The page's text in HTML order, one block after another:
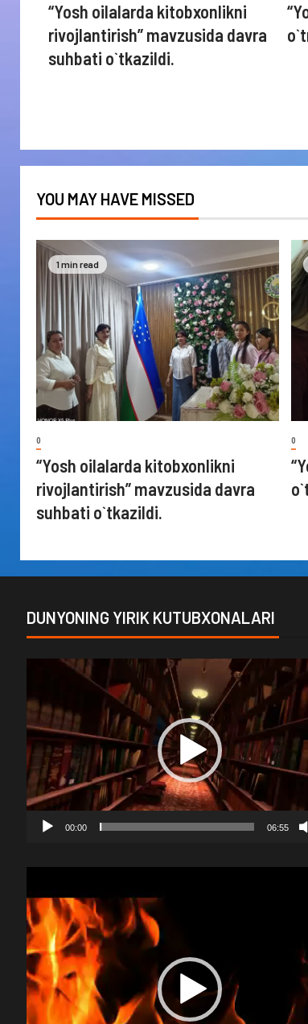
“Yosh oilalarda kitobxonlikni
rivojlantirish” mavzusida davra
suhbati o`tkazildi.
YOU MAY HAVE MISSED
1 min read
0
“Yosh oilalarda kitobxonlikni
rivojlantirish” mavzusida davra
suhbati o`tkazildi.
0
DUNYONING YIRIK KUTUBXONALARI
00:00 06:55
Player